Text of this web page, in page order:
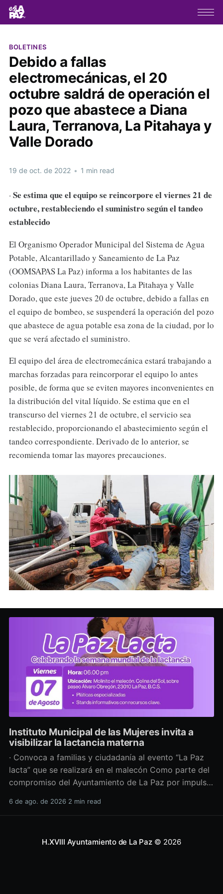
BOLETINES
Debido a fallas
electromecánicas, el 20
octubre saldrá de operación el
pozo que abastece a Diana
Laura, Terranova, La Pitahaya y
Valle Dorado
19 de oct. de 2022 • 1 min read
· Se estima que el equipo se reincorpore el viernes 21 de
octubre, restableciendo el suministro según el tandeo
establecido
El Organismo Operador Municipal del Sistema de Agua
Potable, Alcantarillado y Saneamiento de La Paz
(OOMSAPAS La Paz) informa a los habitantes de las
colonias Diana Laura, Terranova, La Pitahaya y Valle
Dorado, que este jueves 20 de octubre, debido a fallas en
el equipo de bombeo, se suspenderá la operación del pozo
que abastece de agua potable esa zona de la ciudad, por lo
que se verá afectado el suministro.
El equipo del área de electromecánica estará trabajando a
marchas forzadas para reincorporar el equipo lo antes
posible, de forma que se eviten mayores inconvenientes en
la distribución del vital líquido. Se estima que en el
transcurso del viernes 21 de octubre, el servicio sea
restablecido, proporcionando el abastecimiento según el
tandeo correspondiente. Derivado de lo anterior, se
recomienda tomar las mayores precauciones.
Instituto Municipal de las Mujeres invita a
visibilizar la lactancia materna
· Convoca a familias y ciudadanía al evento “La Paz
lacta” que se realizará en el malecón Como parte del
compromiso del Ayuntamiento de La Paz por impulsar
salud y los derechos de las mujeres, así como generar
6 de ago. de 2026 2 min read
H.XVIII Ayuntamiento de La Paz© 2026